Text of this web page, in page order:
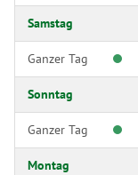
Samstag
Ganzer Tag
Sonntag
Ganzer Tag
Montag